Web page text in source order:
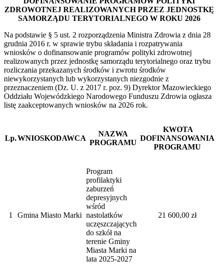
ZDROWOTNEJ REALIZOWANYCH PRZEZ JEDNOSTKĘ
SAMORZĄDU TERYTORIALNEGO W ROKU 2026
Na podstawie § 5 ust. 2 rozporządzenia Ministra Zdrowia z dnia 28
grudnia 2016 r. w sprawie trybu składania i rozpatrywania
wniosków o dofinansowanie programów polityki zdrowotnej
realizowanych przez jednostkę samorządu terytorialnego oraz trybu
rozliczania przekazanych środków i zwrotu środków
niewykorzystanych lub wykorzystanych niezgodnie z
przeznaczeniem (Dz. U. z 2017 r. poz. 9) Dyrektor Mazowieckiego
Oddziału Wojewódzkiego Narodowego Funduszu Zdrowia ogłasza
listę zaakceptowanych wniosków na 2026 rok.
Lp.WNIOSKODAWCA
NAZWA
PROGRAMU
KWOTA
DOFINANSOWANIA
PROGRAMU
1 Gmina Miasto Marki
Program
profilaktyki
zaburzeń
depresyjnych
wśród
nastolatków
uczęszczających
do szkół na
terenie Gminy
Miasta Marki na
lata 2025-2027
21 600,00 zł